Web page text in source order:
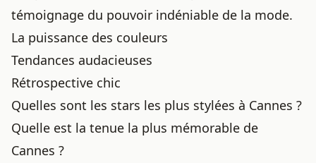
témoignage du pouvoir indéniable de la mode.
La puissance des couleurs
Tendances audacieuses
Rétrospective chic
Quelles sont les stars les plus stylées à Cannes ?
Quelle est la tenue la plus mémorable de
Cannes ?